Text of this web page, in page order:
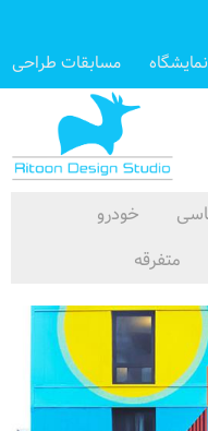
نمایشگاه مسابقات طراحی
خودرو
متفرقه